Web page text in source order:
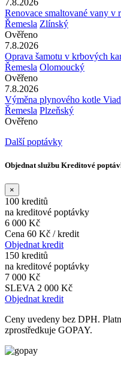
7.8.2026
Renovace smaltované vany v
Řemesla Zlínský
Ověřeno
7.8.2026
Oprava šamotu v krbových
Řemesla Olomoucký
Ověřeno
7.8.2026
Výměna plynového kotle
Řemesla Plzeňský
Ověřeno
Další poptávky
Objednat službu Kreditové
×
100 kreditů
na kreditové poptávky
6 000 Kč
Cena 60 Kč / kredit
Objednat kredit
150 kreditů
na kreditové poptávky
7 000 Kč
SLEVA 2 000 Kč
Objednat kredit
Ceny uvedeny bez DPH.
zprostředkuje GOPAY.